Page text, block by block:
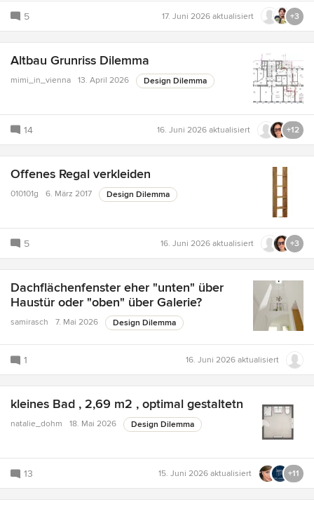
5 17. Juni 2026 aktualisiert +3
Altbau Grunriss Dilemma
mimi_in_vienna 13. April 2026 Design Dilemma
14 16. Juni 2026 aktualisiert +12
Offenes Regal verkleiden
010101g 6. März 2017 Design Dilemma
5 16. Juni 2026 aktualisiert +3
Dachflächenfenster eher "unten" über
Haustür oder "oben" über Galerie?
samirasch 7. Mai 2026 Design Dilemma
1 16. Juni 2026 aktualisiert
kleines Bad , 2,69 m2 , optimal gestaltetn
natalie_dohm 18. Mai 2026 Design Dilemma
13 15. Juni 2026 aktualisiert +11